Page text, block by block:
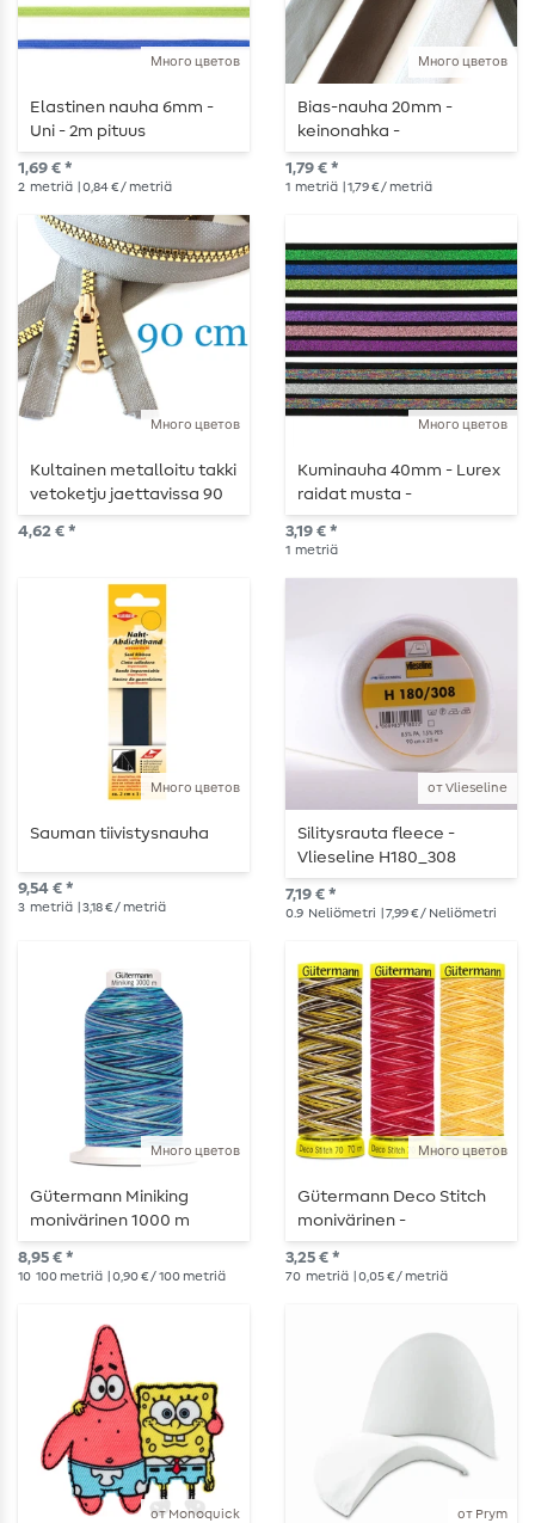
Много цветов
Elastinen nauha 6mm -
Uni - 2m pituus
1,69 € *
2 metriä | 0,84 € / metriä
Много цветов
Bias-nauha 20mm -
keinonahka -
metritavaranauhat
1,79 € *
1 metriä | 1,79 € / metriä
Много цветов
Kultainen metalloitu takki
vetoketju jaettavissa 90
cm
4,62 € *
Много цветов
Kuminauha 40mm - Lurex
raidat musta -
metritavaranauhat
3,19 € *
1 metriä
Много цветов
Sauman tiivistysnauha
9,54 € *
3 metriä | 3,18 € / metriä
от Vlieseline
Silitysrauta fleece -
Vlieseline H180_308
7,19 € *
0.9 Neliömetri | 7,99 € / Neliömetri
Много цветов
Gütermann Miniking
monivärinen 1000 m
8,95 € *
10 100 metriä | 0,90 € / 100 metriä
Много цветов
Gütermann Deco Stitch
monivärinen -
Koristeompelulanka -
70m
3,25 € *
70 metriä | 0,05 € / metriä
от Monoquick от Prym